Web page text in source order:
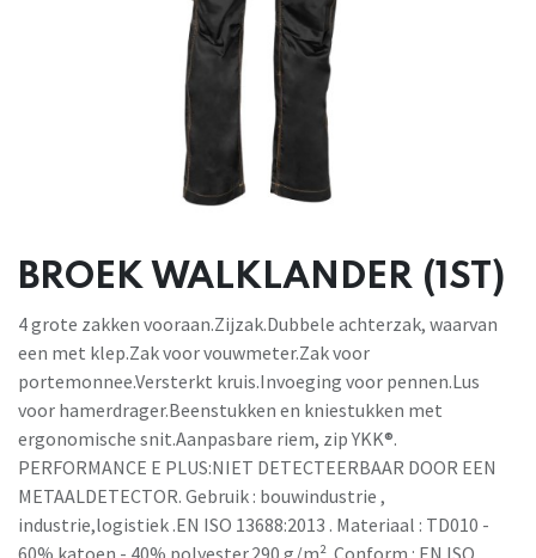
BROEK WALKLANDER (1ST)
4 grote zakken vooraan.Zijzak.Dubbele achterzak, waarvan
een met klep.Zak voor vouwmeter.Zak voor
portemonnee.Versterkt kruis.Invoeging voor pennen.Lus
voor hamerdrager.Beenstukken en kniestukken met
ergonomische snit.Aanpasbare riem, zip YKK®.
PERFORMANCE E PLUS:NIET DETECTEERBAAR DOOR EEN
METAALDETECTOR. Gebruik : bouwindustrie ,
industrie,logistiek .EN ISO 13688:2013 . Materiaal : TD010 -